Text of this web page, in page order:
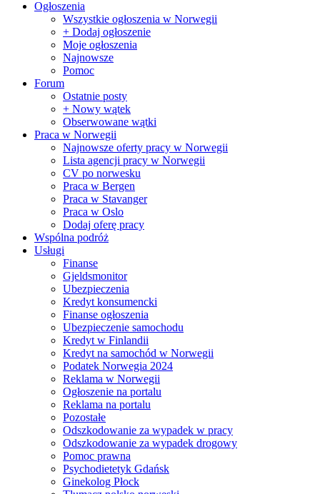
Ogłoszenia
Wszystkie ogłoszenia w Norwegii
+ Dodaj ogłoszenie
Moje ogłoszenia
Najnowsze
Pomoc
Forum
Ostatnie posty
+ Nowy wątek
Obserwowane wątki
Praca w Norwegii
Najnowsze oferty pracy w Norwegii
Lista agencji pracy w Norwegii
CV po norwesku
Praca w Bergen
Praca w Stavanger
Praca w Oslo
Dodaj oferę pracy
Wspólna podróż
Usługi
Finanse
Gjeldsmonitor
Ubezpieczenia
Kredyt konsumencki
Finanse ogłoszenia
Ubezpieczenie samochodu
Kredyt w Finlandii
Kredyt na samochód w Norwegii
Podatek Norwegia 2024
Reklama w Norwegii
Ogłoszenie na portalu
Reklama na portalu
Pozostałe
Odszkodowanie za wypadek w pracy
Odszkodowanie za wypadek drogowy
Pomoc prawna
Psychodietetyk Gdańsk
Ginekolog Płock